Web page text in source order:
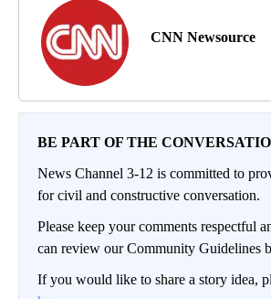
CNN Newsource
BE PART OF THE
News Channel 3-12 is committed to
for civil and constructive conversation.
Please keep your comments respectful
can review our Community Guidelines
If you would like to share a story idea,